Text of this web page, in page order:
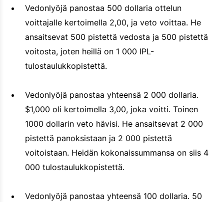
Vedonlyöjä panostaa 500 dollaria ottelun
voittajalle kertoimella 2,00, ja veto voittaa. He
ansaitsevat 500 pistettä vedosta ja 500 pistettä
voitosta, joten heillä on 1 000 IPL-
tulostaulukkopistettä.
Vedonlyöjä panostaa yhteensä 2 000 dollaria.
$1,000 oli kertoimella 3,00, joka voitti. Toinen
1000 dollarin veto hävisi. He ansaitsevat 2 000
pistettä panoksistaan ja 2 000 pistettä
voitoistaan. Heidän kokonaissummansa on siis 4
000 tulostaulukkopistettä.
Vedonlyöjä panostaa yhteensä 100 dollaria. 50